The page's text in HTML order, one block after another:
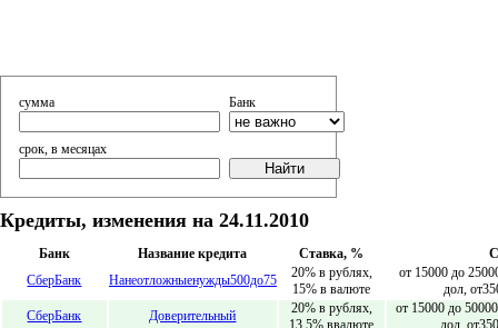
сумма Банк
срок, в месяцах
Кредиты, изменения на 24.11.2010
Банк Название кредита Cтавка, %
СберБанк
Нанеотложныенужды500до75
20% в рублях,
15% в валюте
от 15000 до
дол,
СберБанк
Доверительный
20% в рублях,
13,5% ввалюте
от 15000 до
дол,